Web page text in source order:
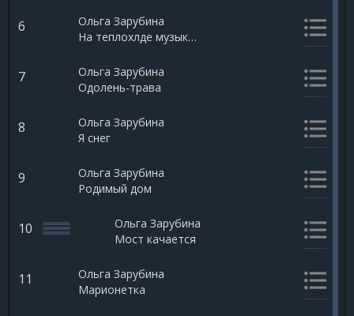
6
Ольга Зарубина
На теплохлде музыка играет
7
Ольга Зарубина
Одолень-трава
8
Ольга Зарубина
Я снег
9
Ольга Зарубина
Родимый дом
10
Ольга Зарубина
Мост качается
11
Ольга Зарубина
Марионетка